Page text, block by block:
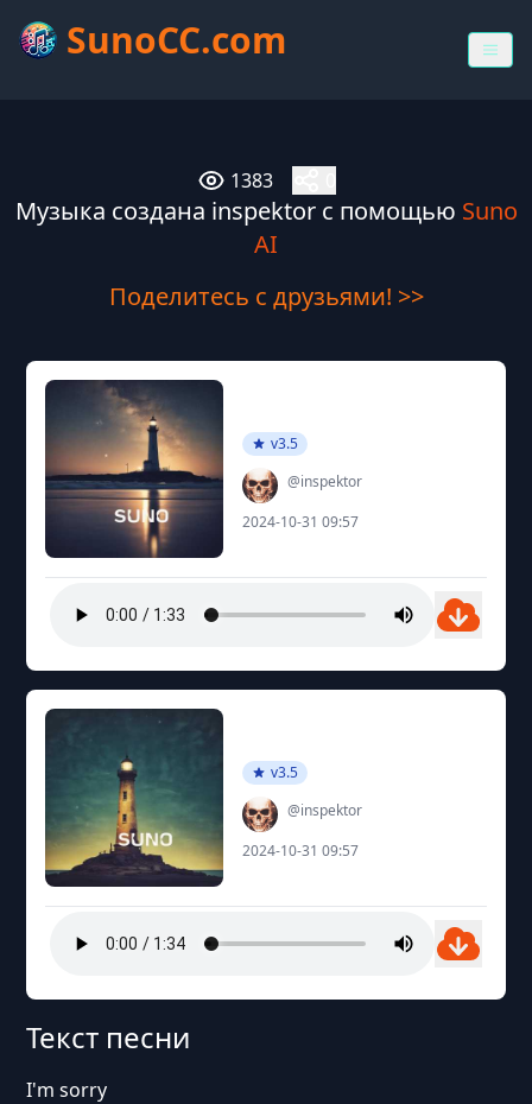
SunoCC.com
1383
Музыка создана inspektor с помощью Suno
AI
Поделитесь с друзьями! >>
v3.5
@inspektor
2024-10-31 09:57
v3.5
@inspektor
2024-10-31 09:57
Текст песни
I'm sorry